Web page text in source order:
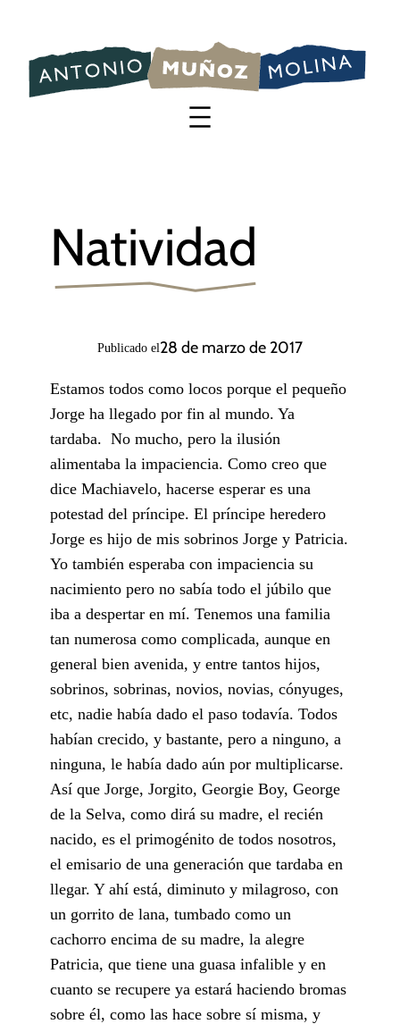
contenido
Natividad
Publicado el28 de marzo de 2017
Estamos todos como locos porque el pequeño
Jorge ha llegado por fin al mundo. Ya
tardaba. No mucho, pero la ilusión
alimentaba la impaciencia. Como creo que
dice Machiavelo, hacerse esperar es una
potestad del príncipe. El príncipe heredero
Jorge es hijo de mis sobrinos Jorge y Patricia.
Yo también esperaba con impaciencia su
nacimiento pero no sabía todo el júbilo que
iba a despertar en mí. Tenemos una familia
tan numerosa como complicada, aunque en
general bien avenida, y entre tantos hijos,
sobrinos, sobrinas, novios, novias, cónyuges,
etc, nadie había dado el paso todavía. Todos
habían crecido, y bastante, pero a ninguno, a
ninguna, le había dado aún por multiplicarse.
Así que Jorge, Jorgito, Georgie Boy, George
de la Selva, como dirá su madre, el recién
nacido, es el primogénito de todos nosotros,
el emisario de una generación que tardaba en
llegar. Y ahí está, diminuto y milagroso, con
un gorrito de lana, tumbado como un
cachorro encima de su madre, la alegre
Patricia, que tiene una guasa infalible y en
cuanto se recupere ya estará haciendo bromas
sobre él, como las hace sobre sí misma, y